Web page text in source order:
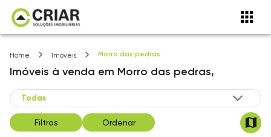
Home Imóveis Morro das pedras
Imóveis à venda em Morro das pedras,
Filtros Ordenar